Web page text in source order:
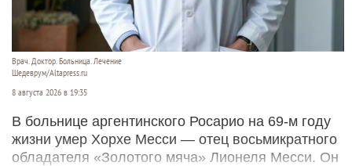
Врач. Доктор. Больница. Лечение
Шедеврум/Altapress.ru
8 августа 2026 в 19:35
В больнице аргентинского Росарио на 69-м году
жизни умер Хорхе Месси — отец восьмикратного
обладателя «Золотого мяча» Лионеля Месси. Он